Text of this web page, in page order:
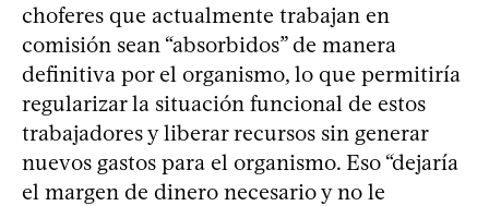
choferes que actualmente trabajan en
comisión sean “absorbidos” de manera
definitiva por el organismo, lo que permitiría
regularizar la situación funcional de estos
trabajadores y liberar recursos sin generar
nuevos gastos para el organismo. Eso “dejaría
el margen de dinero necesario y no le